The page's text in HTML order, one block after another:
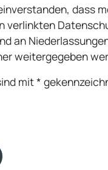
dass
verlinkten
an
weitergegeben
mit *